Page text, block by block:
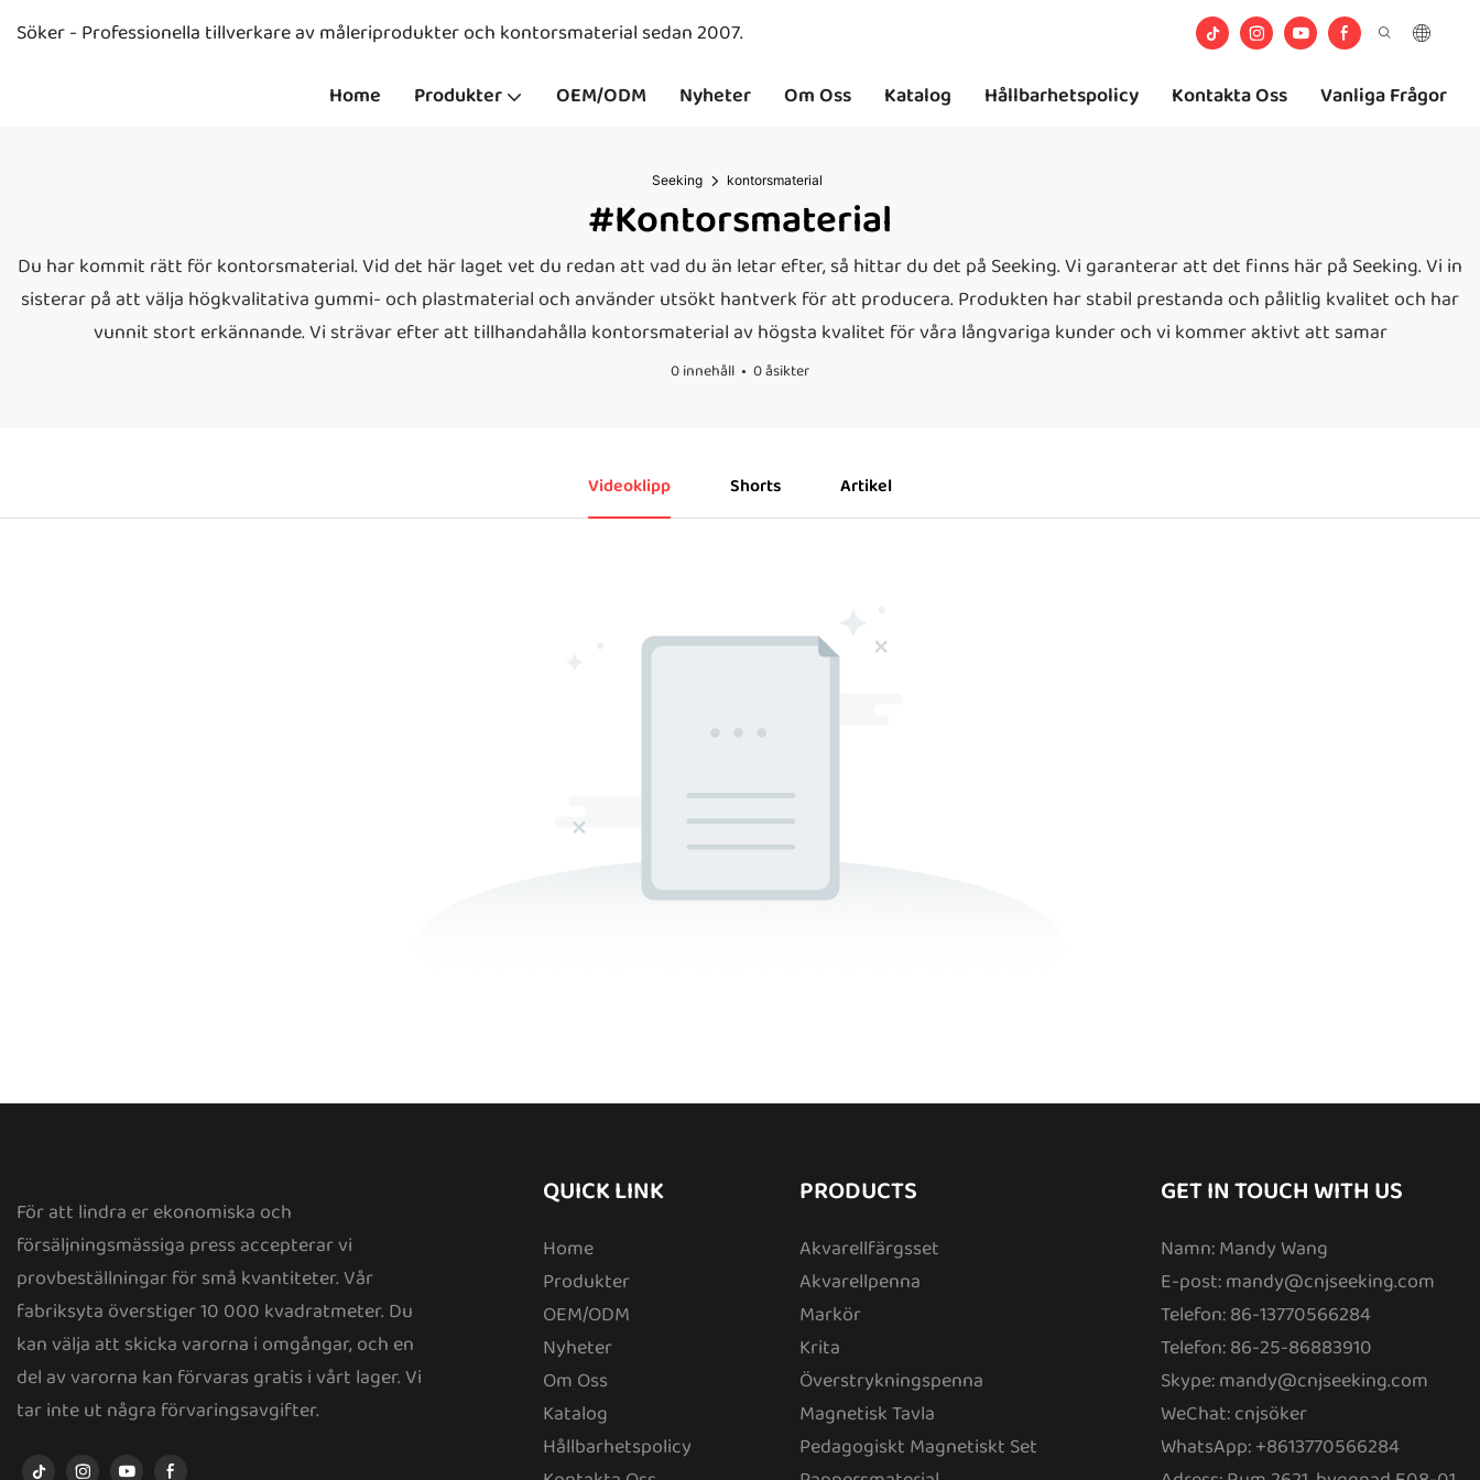
Söker - Professionella tillverkare av måleriprodukter och kontorsmaterial sedan 2007.
Home Produkter OEM/ODM Nyheter Om Oss Katalog Hållbarhetspolicy Kontakta Oss Vanliga Frågor
Seeking kontorsmaterial
#kontorsmaterial
Du har kommit rätt för kontorsmaterial. Vid det här laget vet du redan att vad du än letar efter, så hittar du det på Seeking. Vi garanterar att det finns här på Seeking. Vi in
sisterar på att välja högkvalitativa gummi- och plastmaterial och använder utsökt hantverk för att producera. Produkten har stabil prestanda och pålitlig kvalitet och har
vunnit stort erkännande. Vi strävar efter att tillhandahålla kontorsmaterial av högsta kvalitet för våra långvariga kunder och vi kommer aktivt att samar
0 innehåll 0 åsikter
Videoklipp Shorts Artikel
För att lindra er ekonomiska och
försäljningsmässiga press accepterar vi
provbeställningar för små kvantiteter. Vår
fabriksyta överstiger 10 000 kvadratmeter. Du
kan välja att skicka varorna i omgångar, och en
del av varorna kan förvaras gratis i vårt lager. Vi
tar inte ut några förvaringsavgifter.
QUICK LINK
Home
Produkter
OEM/ODM
Nyheter
Om Oss
Katalog
Hållbarhetspolicy
PRODUCTS
Akvarellfärgsset
Akvarellpenna
Markör
Krita
Överstrykningspenna
Magnetisk Tavla
Pedagogiskt Magnetiskt Set
GET IN TOUCH WITH US
Namn: Mandy Wang
E-post:mandy@cnjseeking.com
Telefon: 86-13770566284
Telefon: 86-25-86883910
Skype: mandy@cnjseeking.com
WeChat: cnjsöker
WhatsApp: +8613770566284